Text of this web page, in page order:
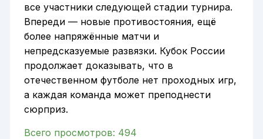
все участники следующей стадии турнира.
Впереди — новые противостояния, ещё
более напряжённые матчи и
непредсказуемые развязки. Кубок России
продолжает доказывать, что в
отечественном футболе нет проходных игр,
а каждая команда может преподнести
сюрприз.
Всего просмотров: 494